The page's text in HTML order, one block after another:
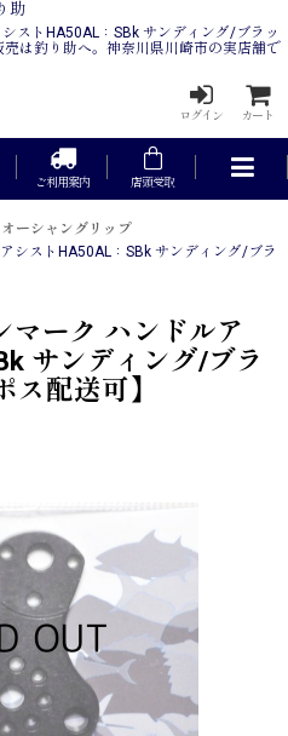
助
ストHA50AL：SBk サンディング/ブラッ
は釣り助へ。神奈川県川崎市の実店舗で
ログイン カート
ご利用案内 店頭受取
オーシャングリップ
シストHA50AL：SBk サンディング/ブラ
マーク ハンドルア
サンディング/ブラ
ス配送可】